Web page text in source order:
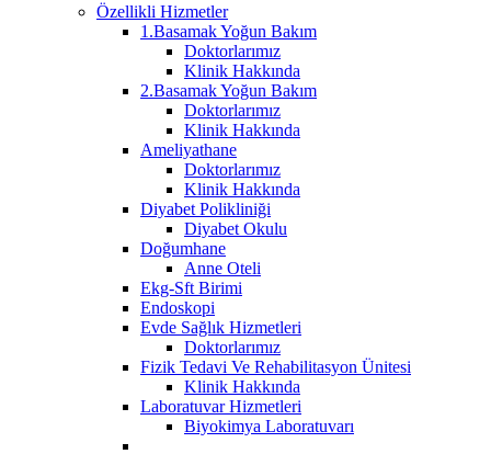
Özellikli Hizmetler
1.Basamak Yoğun Bakım
Doktorlarımız
Klinik Hakkında
2.Basamak Yoğun Bakım
Doktorlarımız
Klinik Hakkında
Ameliyathane
Doktorlarımız
Klinik Hakkında
Diyabet Polikliniği
Diyabet Okulu
Doğumhane
Anne Oteli
Ekg-Sft Birimi
Endoskopi
Evde Sağlık Hizmetleri
Doktorlarımız
Fizik Tedavi Ve Rehabilitasyon Ünitesi
Klinik Hakkında
Laboratuvar Hizmetleri
Biyokimya Laboratuvarı